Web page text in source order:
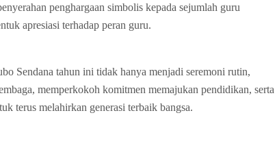
penghargaan simbolis kepada sejumlah guru
apresiasi terhadap peran guru.
Sendana tahun ini tidak hanya menjadi seremoni rutin,
memperkokoh komitmen memajukan pendidikan, serta
terus melahirkan generasi terbaik bangsa.